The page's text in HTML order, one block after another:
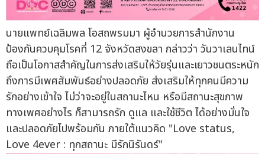
นายแพทย์เฉลิมพล โอสถพรมมา ผู้อำนวยการสำนักงาน
ป้องกันควบคุมโรคที่ 12 จังหวัดสงขลา กล่าวว่า วันวาเลนไทน์
ถือเป็นโอกาสสำคัญในการส่งเสริมให้วัยรุ่นและเยาวชนตระหนัก
ถึงการมีเพศสัมพันธ์อย่างปลอดภัย ส่งเสริมให้ทุกคนมีความ
รักอย่างเข้าใจ ไม่ว่าจะอยู่ในสถานะไหน หรือมีสถานะสุขภาพ
ทางเพศอย่างไร ก็สามารถรัก ดูแล และใช้ชีวิต ได้อย่างมั่นใจ
และปลอดภัยไปพร้อมกัน ภายใต้แนวคิด "Love status,
Love 4ever : ทุกสถานะ มีรักนิรันดร์"